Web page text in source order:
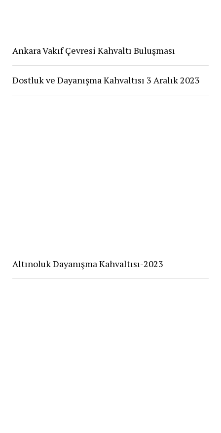
Ankara Vakıf Çevresi Kahvaltı Buluşması
Dostluk ve Dayanışma Kahvaltısı 3 Aralık 2023
Altınoluk Dayanışma Kahvaltısı-2023